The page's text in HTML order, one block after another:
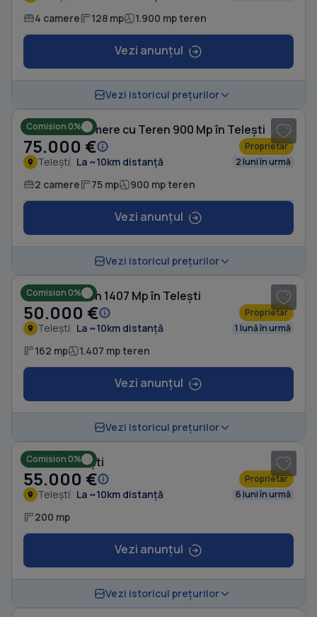
4 camere 128 mp 1.900 mp teren
Vezi anunțul
Vezi istoricul prețurilor
Comision 0%
Casă cu 2 camere cu Teren 900 Mp în Telești
75.000 € Proprietar
Telești La ~10km distanță 2 luni în urmă
2 camere 75 mp 900 mp teren
Vezi anunțul
Vezi istoricul prețurilor
Comision 0%
Casă cu Teren 1407 Mp în Telești
50.000 € Proprietar
Telești La ~10km distanță 1 lună în urmă
162 mp 1.407 mp teren
Vezi anunțul
Vezi istoricul prețurilor
Comision 0%
Casă în Telești
55.000 € Proprietar
Telești La ~10km distanță 6 luni în urmă
200 mp
Vezi anunțul
Vezi istoricul prețurilor